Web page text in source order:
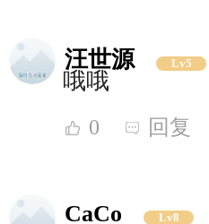
汪世源 Lv5
哦哦
0 回复
CaCo Lv8